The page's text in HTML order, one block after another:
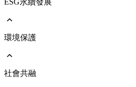
ESG永續發展
前往 ESG永續發展
響應國際倡議
執行成果亮點
環境保護
前往 環境保護
社會共融